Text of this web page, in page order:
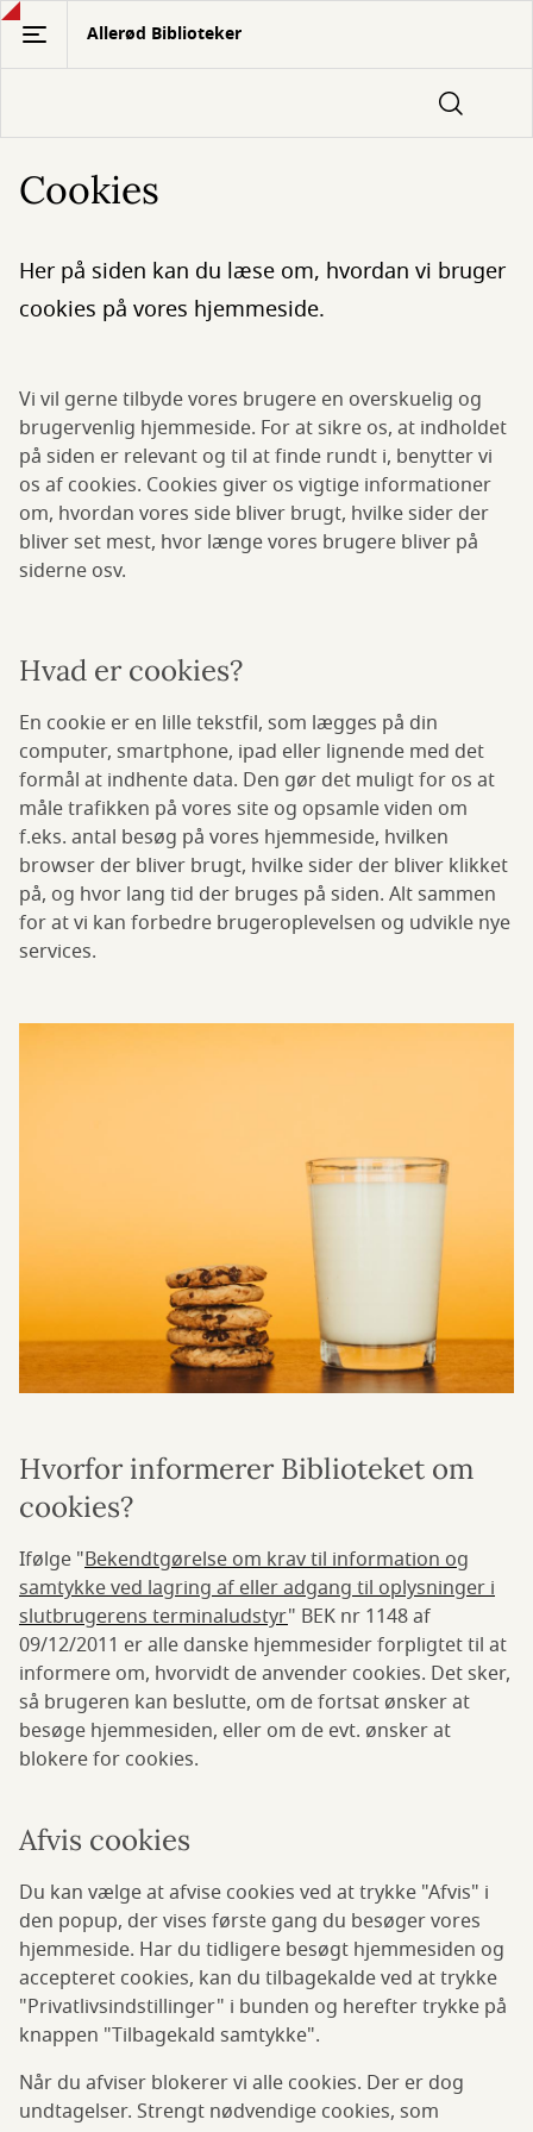
Gå
hovedindhold
Allerød Biblioteker
Cookies
Her på siden kan du læse om, hvordan vi bruger
cookies på vores hjemmeside.
Vi vil gerne tilbyde vores brugere en overskuelig og
brugervenlig hjemmeside. For at sikre os, at indholdet
på siden er relevant og til at finde rundt i, benytter vi
os af cookies. Cookies giver os vigtige informationer
om, hvordan vores side bliver brugt, hvilke sider der
bliver set mest, hvor længe vores brugere bliver på
siderne osv.
Hvad er cookies?
En cookie er en lille tekstfil, som lægges på din
computer, smartphone, ipad eller lignende med det
formål at indhente data. Den gør det muligt for os at
måle trafikken på vores site og opsamle viden om
f.eks. antal besøg på vores hjemmeside, hvilken
browser der bliver brugt, hvilke sider der bliver klikket
på, og hvor lang tid der bruges på siden. Alt sammen
for at vi kan forbedre brugeroplevelsen og udvikle nye
services.
Hvorfor informerer Biblioteket om
cookies?
Ifølge "Bekendtgørelse om krav til information og
samtykke ved lagring af eller adgang til oplysninger i
slutbrugerens terminaludstyr" BEK nr 1148 af
09/12/2011 er alle danske hjemmesider forpligtet til at
informere om, hvorvidt de anvender cookies. Det sker,
så brugeren kan beslutte, om de fortsat ønsker at
besøge hjemmesiden, eller om de evt. ønsker at
blokere for cookies.
Afvis cookies
Du kan vælge at afvise cookies ved at trykke "Afvis" i
den popup, der vises første gang du besøger vores
hjemmeside. Har du tidligere besøgt hjemmesiden og
accepteret cookies, kan du tilbagekalde ved at trykke
"Privatlivsindstillinger" i bunden og herefter trykke på
knappen "Tilbagekald samtykke".
Når du afviser blokerer vi alle cookies. Der er dog
undtagelser. Strengt nødvendige cookies, som